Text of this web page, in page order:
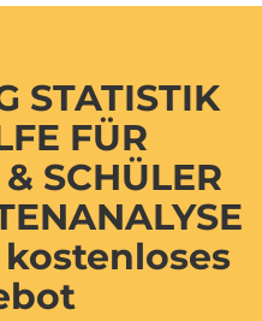
STATISTIK
FÜR
SCHÜLER
kostenloses